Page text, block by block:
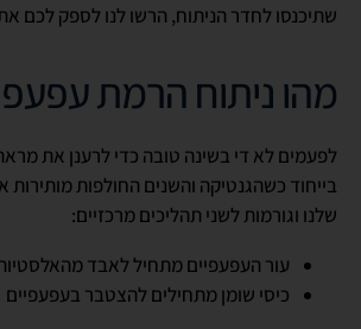
שתיכנסו לחדר הניתוח, הרשו לנו לספק לכם
מהו ניתוח הרמת
לפעמים לא די בשינה טובה כדי לרענן את
בייחוד כשהגנטיקה והשנים החולפות מותירות
שלנו וגורמות לשני תהליכים מרכזיים:
עור העפעפיים מתחיל לאבד
כיסי שומן מתחילים להצטבר בעפעפיים